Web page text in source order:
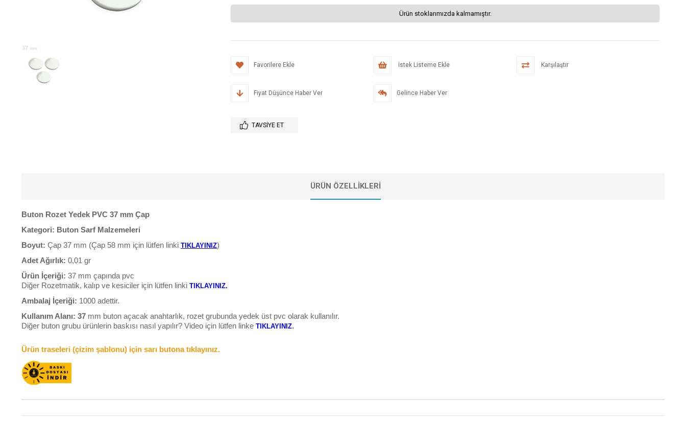
Ürün stoklarımızda kalmamıştır.
Favorilere Ekle İstek Listeme Ekle Karşılaştır
Fiyat Düşünce Haber Ver Gelince Haber Ver
TAVSIYE ET
ÜRÜN ÖZELLIKLERI
Buton Rozet Yedek PVC 37 mm Çap
Kategori: Buton Sarf Malzemeleri
Boyut: Çap 37 mm (Çap 58 mm için lütfen linki TIKLAYINIZ)
Adet Ağırlık: 0,01 gr
Ürün İçeriği: 37 mm çapında pvc
Diğer Rozetmatik, kalıp ve kesiciler için lütfen linki TIKLAYINIZ.
Ambalaj İçeriği: 1000 adettir.
Kullanım Alanı: 37 mm buton açacak anahtarlık, rozet grubunda yedek üst pvc olarak kullanılır.
Diğer buton grubu ürünlerin baskısı nasıl yapılır? Video için lütfen linke TIKLAYINIZ.
Ürün traseleri (çizim şablonu) için sarı butona tıklayınız.